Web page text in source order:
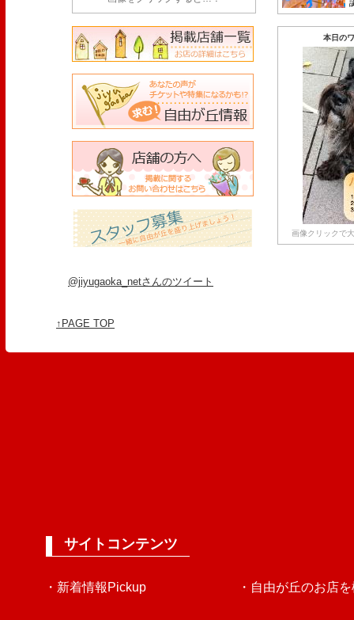
本日の
画像クリックで
@jiyugaoka_netさんのツイート
↑PAGE TOP
サイトコンテンツ
・新着情報Pickup ・自由が丘のお店